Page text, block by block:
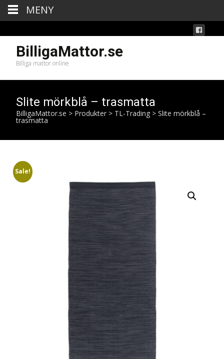
BilligaMattor.se
Billiga mattor online
Slite mörkblå – trasmatta
BilligaMattor.se > Produkter > TL-Trading > Slite mörkblå –
trasmatta
Sale!
MENY